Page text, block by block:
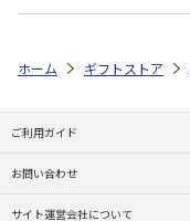
ホーム ギフトストア
ご利用ガイド
お問い合わせ
サイト運営会社について